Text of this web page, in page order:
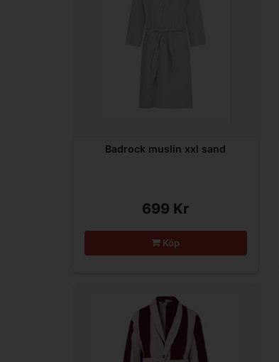
Badrock muslin xxl sand
699 Kr
Köp